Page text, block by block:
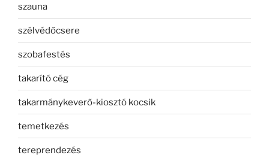
szauna
szélvédőcsere
szobafestés
takarító cég
takarmánykeverő-kiosztó kocsik
temetkezés
tereprendezés